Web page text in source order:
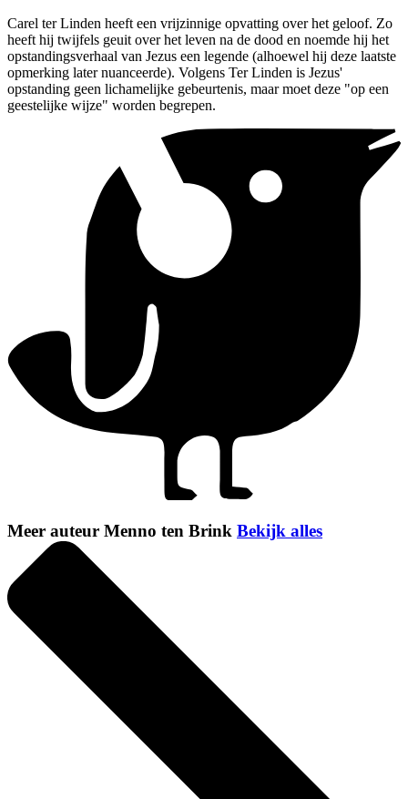
Carel ter Linden heeft een vrijzinnige opvatting over het geloof. Zo
heeft hij twijfels geuit over het leven na de dood en noemde hij het
opstandingsverhaal van Jezus een legende (alhoewel hij deze laatste
opmerking later nuanceerde). Volgens Ter Linden is Jezus'
opstanding geen lichamelijke gebeurtenis, maar moet deze "op een
geestelijke wijze" worden begrepen.
Meer auteur Menno ten Brink Bekijk alles